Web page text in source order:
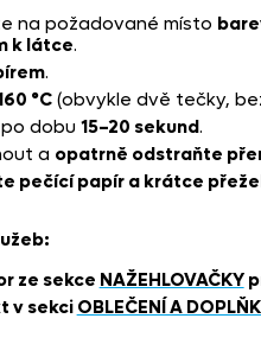
na požadované místo
k látce.
.
°C(obvykle dvě tečky,
dobu 15–20 sekund.
a opatrně odstraňte
pečící papír a krátce
ze sekce NAŽEHLOVAČKY
v sekci OBLEČENÍ A